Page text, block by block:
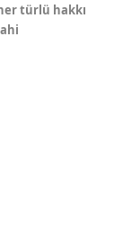
türlü hakkı